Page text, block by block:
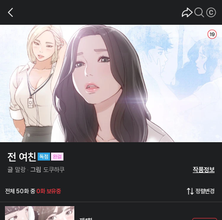
전 여친
글 말랑 그림 도쿠하쿠 작품정보
전체 50화 중 0화 보유중 정렬변경